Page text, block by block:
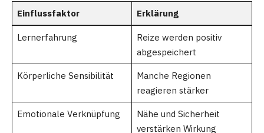
Einflussfaktor Erklärung
Lernerfahrung
Reize werden positiv
abgespeichert
Körperliche Sensibilität
Manche Regionen
reagieren stärker
Emotionale Verknüpfung
Nähe und Sicherheit
verstärken Wirkung